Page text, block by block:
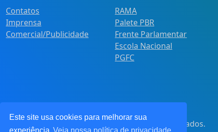
Este site usa cookies para melhorar sua
Contatos
Imprensa
Comercial/Publicidade
RAMA
Palete PBR
Frente Parlamentar
Escola Nacional
PGFC
Pot&Pracy
. Todos os direitos reservados.